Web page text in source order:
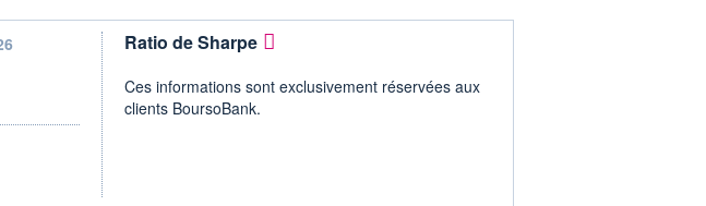
Ratio de Sharpe
Ces informations sont exclusivement réservées aux
clients BoursoBank.